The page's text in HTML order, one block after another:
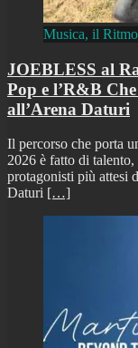
Musica, il
JOEBLESS al
Pop e l’R&B
all’Arena Daturi
Il percorso che porta
2026 è fatto di
protagonisti più attesi
Daturi […]